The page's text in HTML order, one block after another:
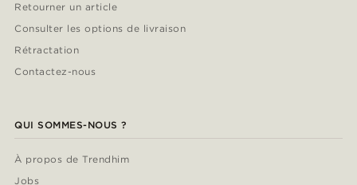
Retourner un article
Consulter les options de livraison
Rétractation
Contactez-nous
QUI SOMMES-NOUS ?
À propos de Trendhim
Jobs